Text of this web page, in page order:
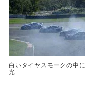
白いタイヤスモークの中
光